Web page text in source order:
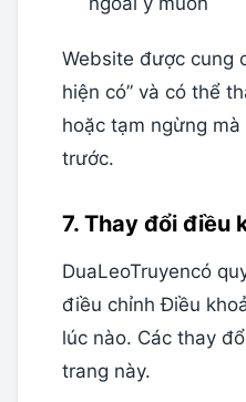
Website được cung
hiện có” và có thể
hoặc tạm ngừng
trước.
7. Thay đổi điều
DuaLeoTruyencó
điều chỉnh Điều
lúc nào. Các thay
trang này.